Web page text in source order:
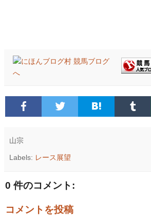
山宗
Labels: レース展望
0 件のコメント:
コメントを投稿